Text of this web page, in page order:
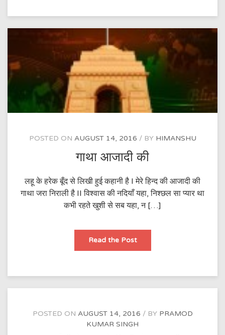
POSTED ON AUGUST 14, 2016 BY HIMANSHU
गाथा आजादी की
लहू के हरेक बूँद से लिखी हुई कहानी है I मेरे हिन्द की आजादी की
गाथा जरा निराली है II विश्वास की नदियाँ यहा, निश्छल सा प्यार था
कभी रहते खुशी से सब यहा, न […]
Read the Postगाथा
की
POSTED ON AUGUST 14, 2016 BY PRAMOD
KUMAR SINGH